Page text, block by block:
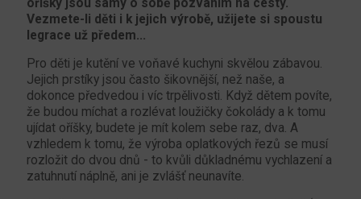
oříšky jsou samy o sobě pozváním na cesty.
Vezmete-li děti i k jejich výrobě, užijete si spoustu
legrace už předem...
Pro děti je kutění ve voňavé kuchyni skvělou zábavou.
Jejich prstíky jsou často šikovnější, než naše, a
dokonce předvedou i víc trpělivosti. Když dětem povíte,
že budou míchat a rozlévat loužičky čokolády a k tomu
ujídat oříšky, budete je mít kolem sebe raz, dva. A
vzhledem k tomu, že výroba oplatkových řezů se musí
rozložit do dvou dnů - to kvůli důkladnému vychlazení a
zatuhnutí náplně, ani je zvlášť neunavíte.